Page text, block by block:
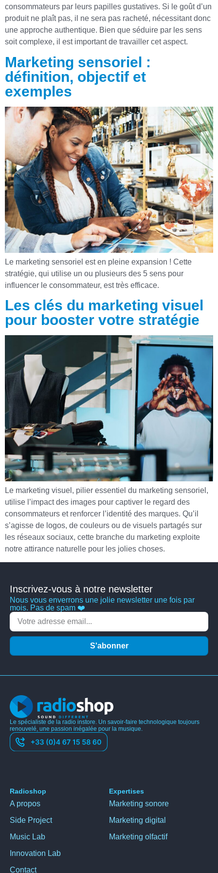
consommateurs par leurs papilles gustatives. Si le goût d’un
produit ne plaît pas, il ne sera pas racheté, nécessitant donc
une approche authentique. Bien que séduire par les sens
soit complexe, il est important de travailler cet aspect.
Marketing sensoriel :
définition, objectif et
exemples
Le marketing sensoriel est en pleine expansion ! Cette
stratégie, qui utilise un ou plusieurs des 5 sens pour
influencer le consommateur, est très efficace.
Les clés du marketing visuel
pour booster votre stratégie
Le marketing visuel, pilier essentiel du marketing sensoriel,
utilise l’impact des images pour captiver le regard des
consommateurs et renforcer l’identité des marques. Qu’il
s’agisse de logos, de couleurs ou de visuels partagés sur
les réseaux sociaux, cette branche du marketing exploite
notre attirance naturelle pour les jolies choses.
Inscrivez-vous à notre newsletter
Nous vous enverrons une jolie newsletter une fois par
mois. Pas de spam ❤️
S'abonner
Le spécialiste de la radio instore. Un savoir-faire technologique toujours
renouvelé, une passion inégalée pour la musique.
Radioshop
A propos
Side Project
Music Lab
Innovation Lab
Contact
Expertises
Marketing sonore
Marketing digital
Marketing olfactif